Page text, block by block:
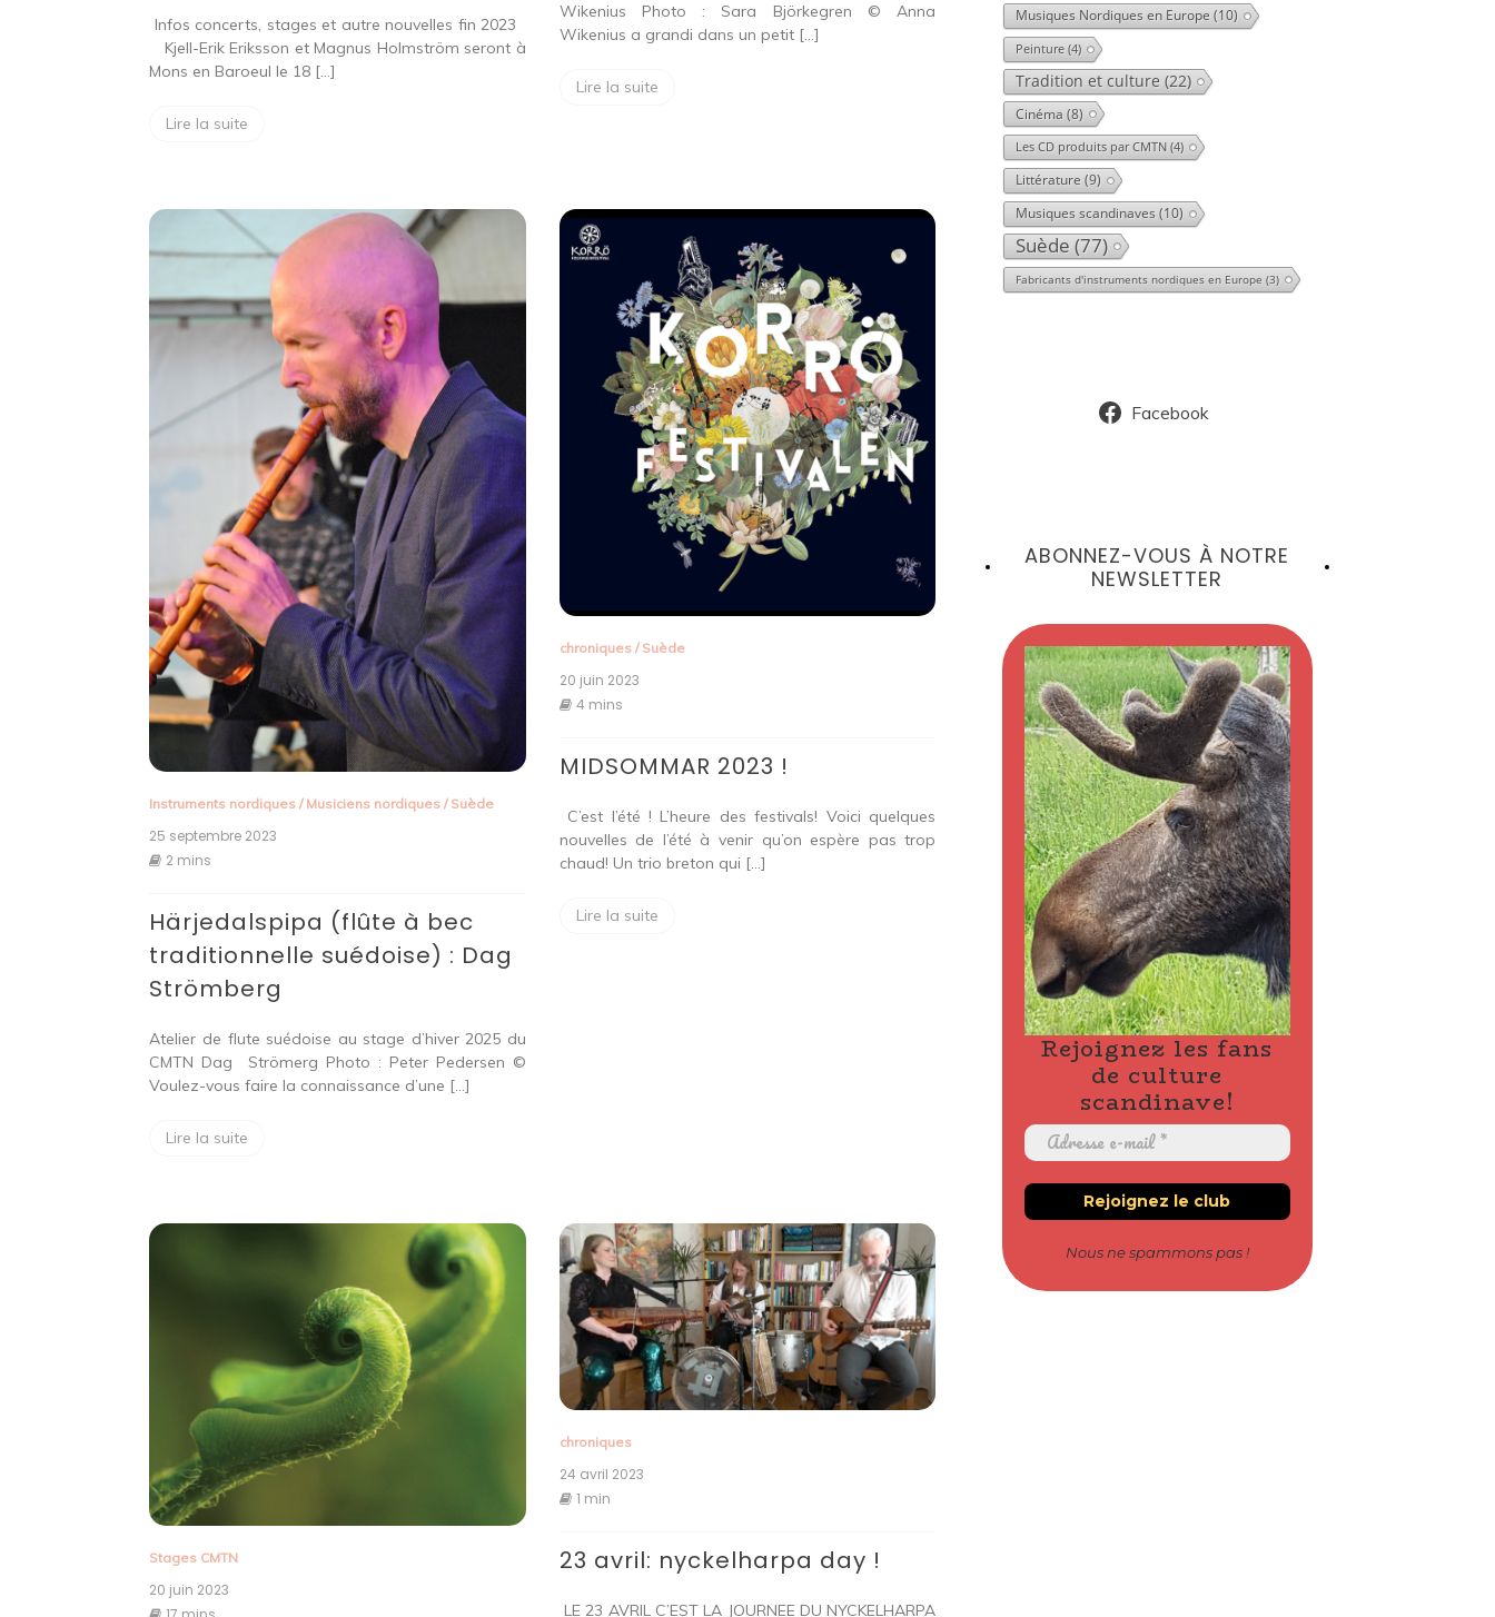
Infos concerts, stages et autre nouvelles fin 2023
Kjell-Erik Eriksson et Magnus Holmström seront à
Mons en Baroeul le 18 […]
Lire la suite
Wikenius Photo : Sara Björkegren © Anna
Wikenius a grandi dans un petit […]
Lire la suite
Instruments nordiques / Musiciens nordiques / Suède
25 septembre 2023
2 mins
Härjedalspipa (flûte à bec
traditionnelle suédoise) : Dag
Strömberg
Atelier de flute suédoise au stage d’hiver 2025 du
CMTN Dag Strömerg Photo : Peter Pedersen ©
Voulez-vous faire la connaissance d’une […]
Lire la suite
chroniques/ Suède
20 juin 2023
4 mins
MIDSOMMAR 2023 !
C’est l’été ! L’heure des festivals! Voici quelques
nouvelles de l’été à venir qu’on espère pas trop
chaud! Un trio breton qui […]
Lire la suite
Stages CMTN
20 juin 2023
chroniques
24 avril 2023
1 min
23 avril: nyckelharpa day !
LE 23 AVRIL C’EST LA JOURNEE DU NYCKELHARPA
Musiques Nordiques en Europe (10)
Peinture (4)
Tradition et culture (22)
Cinéma (8)
Les CD produits par CMTN (4)
Littérature (9)
Musiques scandinaves (10)
Suède (77)
Fabricants d'instruments nordiques en Europe (3)
Facebook
ABONNEZ-VOUS À NOTRE
NEWSLETTER
Rejoignez les fans
de culture
scandinave!
Nous ne spammons pas !